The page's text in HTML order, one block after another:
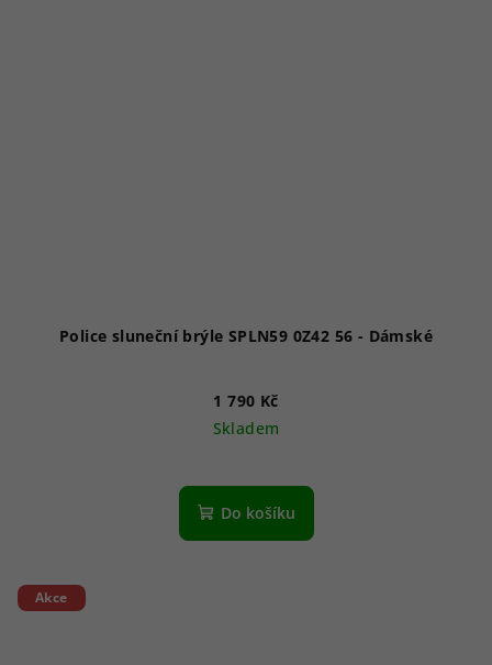
Police sluneční brýle SPLN59 0Z42 56 - Dámské
1 790 Kč
Skladem
Do košíku
Akce